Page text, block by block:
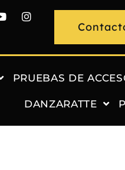
PRUEBAS DE
DANZARATTE